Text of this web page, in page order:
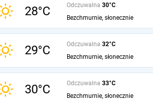
28°C Odczuwalna 30°C
Bezchmurnie, słonecznie
29°C Odczuwalna 32°C
Bezchmurnie, słonecznie
30°C Odczuwalna 33°C
Bezchmurnie, słonecznie